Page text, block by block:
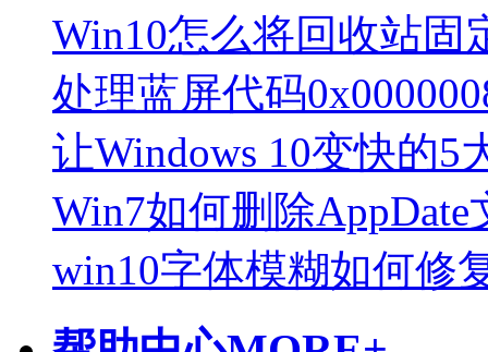
Win10怎么将回收站固
处理蓝屏代码
让Windows 10变快的5
Win7如何删除AppDate
win10字体模糊如何修